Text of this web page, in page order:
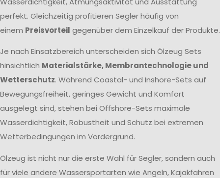
perfekt. Gleichzeitig profitieren Segler häufig von
einem Preisvorteil gegenüber dem Einzelkauf der Produkte.
Je nach Einsatzbereich unterscheiden sich Ölzeug Sets
hinsichtlich Materialstärke, Membrantechnologie und
Wetterschutz. Während Coastal- und Inshore-Sets auf
Bewegungsfreiheit, geringes Gewicht und Komfort
ausgelegt sind, stehen bei Offshore-Sets maximale
Wasserdichtigkeit, Robustheit und Schutz bei extremen
Wetterbedingungen im Vordergrund.
Ölzeug ist nicht nur die erste Wahl für Segler, sondern auch
für viele andere Wassersportarten wie Angeln, Kajakfahren